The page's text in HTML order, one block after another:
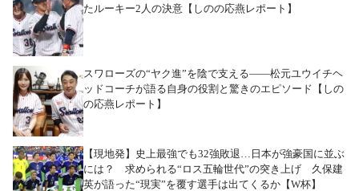
たルーキー2人の決意【しのの応燕レポート】
スワローズの“ヤク進”を陰で支える――松元ユウイチヘ
ッドコーチが語る自身の役割と驚きのエピソード【しの
の応燕レポート】
【現地発】史上最強でも32強敗退…日本が強豪国に並ぶ
には？ 求められる“ロス五輪世代”の突き上げ 久保建
英が語った“現実”を覆す選手は出てくるか【W杯】